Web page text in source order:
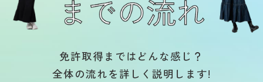
資料請求・
免許取得まではどんな感じ？
全体の流れを詳しく説明します!